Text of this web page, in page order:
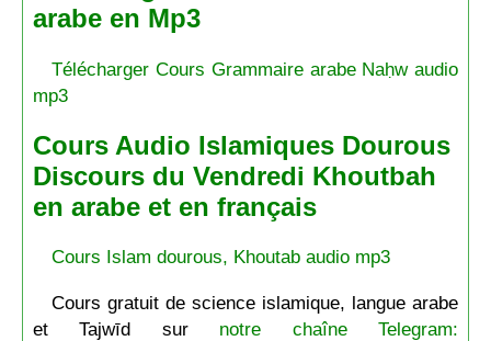
arabe en Mp3
Télécharger Cours Grammaire arabe Naḥw audio
mp3
Cours Audio Islamiques Dourous
Discours du Vendredi Khoutbah
en arabe et en français
Cours Islam dourous, Khoutab audio mp3
Cours gratuit de science islamique, langue arabe
et Tajwīd sur notre chaîne Telegram: